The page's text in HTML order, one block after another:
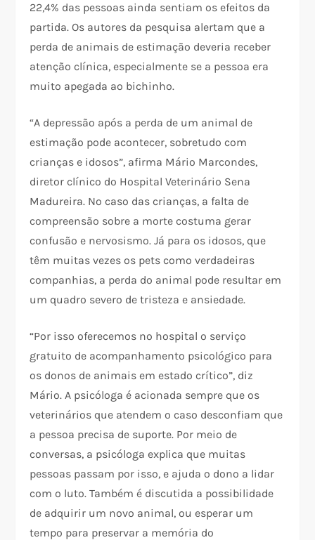
22,4% das pessoas ainda sentiam os efeitos da
partida. Os autores da pesquisa alertam que a
perda de animais de estimação deveria receber
atenção clínica, especialmente se a pessoa era
muito apegada ao bichinho.
“A depressão após a perda de um animal de
estimação pode acontecer, sobretudo com
crianças e idosos”, afirma Mário Marcondes,
diretor clínico do Hospital Veterinário Sena
Madureira. No caso das crianças, a falta de
compreensão sobre a morte costuma gerar
confusão e nervosismo. Já para os idosos, que
têm muitas vezes os pets como verdadeiras
companhias, a perda do animal pode resultar em
um quadro severo de tristeza e ansiedade.
“Por isso oferecemos no hospital o serviço
gratuito de acompanhamento psicológico para
os donos de animais em estado crítico”, diz
Mário. A psicóloga é acionada sempre que os
veterinários que atendem o caso desconfiam que
a pessoa precisa de suporte. Por meio de
conversas, a psicóloga explica que muitas
pessoas passam por isso, e ajuda o dono a lidar
com o luto. Também é discutida a possibilidade
de adquirir um novo animal, ou esperar um
tempo para preservar a memória do